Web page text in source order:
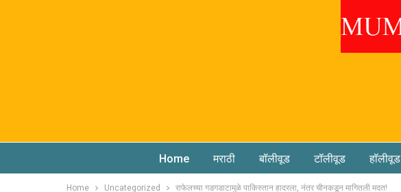
Home मराठी बॉलीवूड टॉलीवूड हॉलीवूड
Home Uncategorized राफेलच्या गडगडाटामुळे पाकिस्तान हादरला, नंतर चीनकडून मागितली मदत!